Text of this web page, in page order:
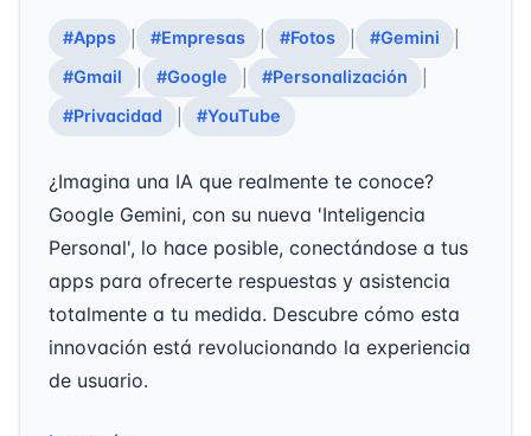
#Apps #Empresas #Fotos #Gemini
#Gmail
#Google #Personalización
#Privacidad
#YouTube
¿Imagina una IA que realmente te conoce?
Google Gemini, con su nueva 'Inteligencia
Personal', lo hace posible, conectándose a tus
apps para ofrecerte respuestas y asistencia
totalmente a tu medida. Descubre cómo esta
innovación está revolucionando la experiencia
de usuario.